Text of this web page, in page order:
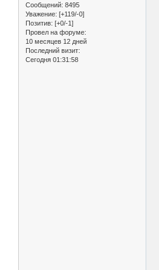
Сообщений: 8495
Уважение: [+119/-0]
Позитив: [+0/-1]
Провел на форуме:
10 месяцев 12 дней
Последний визит:
Сегодня 01:31:58